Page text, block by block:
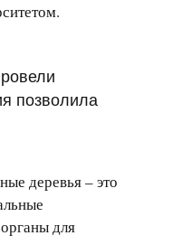
позволила
деревья – это
для